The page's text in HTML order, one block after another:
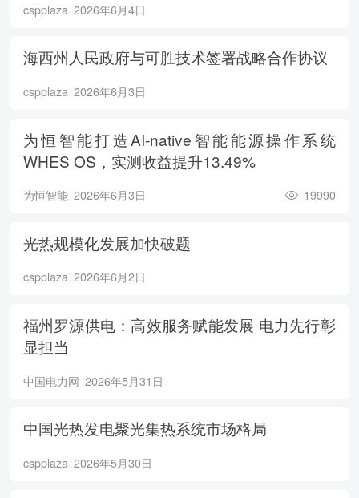
cspplaza 2026年6月4日
海西州人民政府与可胜技术签署战略合作协议
cspplaza 2026年6月3日
为恒智能打造AI-native智能能源操作系统
WHES OS，实测收益提升13.49%
为恒智能 2026年6月3日 19990
光热规模化发展加快破题
cspplaza 2026年6月2日
福州罗源供电：高效服务赋能发展 电力先行彰
显担当
中国电力网 2026年5月31日
中国光热发电聚光集热系统市场格局
cspplaza 2026年5月30日